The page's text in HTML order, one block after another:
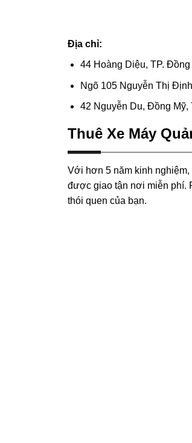
Địa chỉ:
44 Hoàng Diệu, TP.
Ngõ 105 Nguyễn Thị
42 Nguyễn Du, Đồng
Thuê Xe Máy
Với hơn 5 năm kinh
được giao tận nơi miễn phí.
thói quen của bạn.